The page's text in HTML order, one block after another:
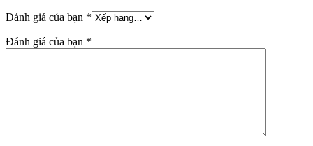
Đánh giá của bạn *
Đánh giá của bạn *